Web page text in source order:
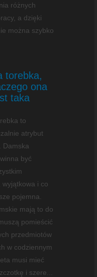
różnych
a dzięki
można szybko
torebka,
ona
taka
to
atrybut
Damska
być
wyjątkowa i co
pojemna.
mają to do
pomieścić
przedmiotów
w codziennym
musi mieć
i szere...